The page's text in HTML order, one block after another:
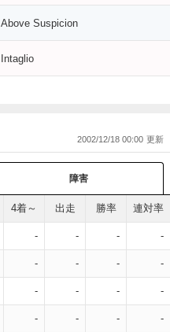
Above Suspicion
Intaglio
2002/12/18 00:00
障害
4着～ 出走 勝率 連対率
- - - -
- - - -
- - - -
- - - -